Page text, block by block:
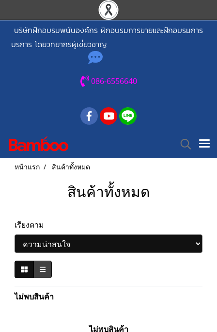
บริษัทฝึกอบรมพนันองค์กร ฝึกอบรมการขายและฝึกอบรมการ
บริการ โดยวิทยากรผู้เชี่ยวชาญ
086-6556640
หน้าแรก สินค้าทั้งหมด
สินค้าทั้งหมด
เรียงตาม
ไม่พบสินค้า
ไม่พบสินค้า